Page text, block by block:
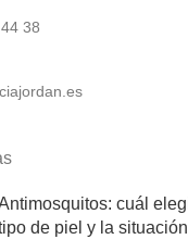
38
cuál
de piel y la situación